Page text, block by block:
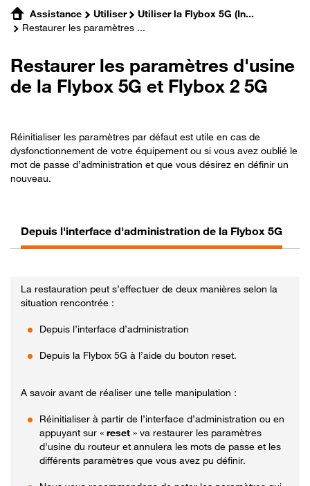
Assistance Utiliser
Utiliser la Flybox 5G (In...
Restaurer les paramètres ...
Restaurer les paramètres d'usine
de la Flybox 5G et Flybox 2 5G
Réinitialiser les paramètres par défaut est utile en cas de
dysfonctionnement de votre équipement ou si vous avez oublié le
mot de passe d’administration et que vous désirez en définir un
nouveau.
Depuis l'interface d'administration de la Flybox 5G
La restauration peut s’effectuer de deux manières selon la
situation rencontrée :
Depuis l’interface d’administration
Depuis la Flybox 5G à l’aide du bouton reset.
A savoir avant de réaliser une telle manipulation :
Réinitialiser à partir de l’interface d’administration ou en
appuyant sur « reset » va restaurer les paramètres
d'usine du routeur et annulera les mots de passe et les
différents paramètres que vous avez pu définir.